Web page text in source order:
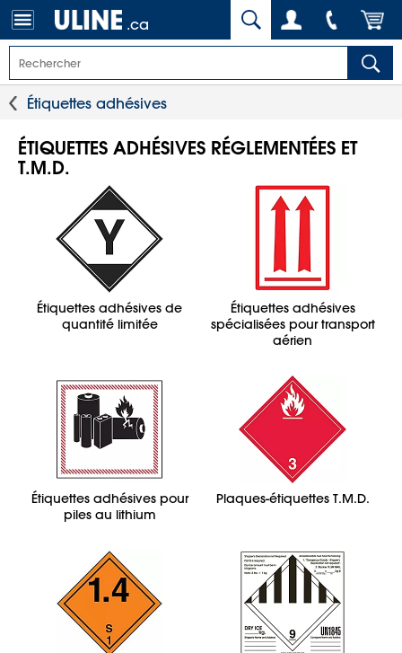
.ca
Étiquettes adhésives
ÉTIQUETTES ADHÉSIVES RÉGLEMENTÉES ET
T.M.D.
Étiquettes adhésives de
quantité limitée
Étiquettes adhésives
spécialisées pour transport
aérien
Étiquettes adhésives pour
piles au lithium
Plaques-étiquettes T.M.D.